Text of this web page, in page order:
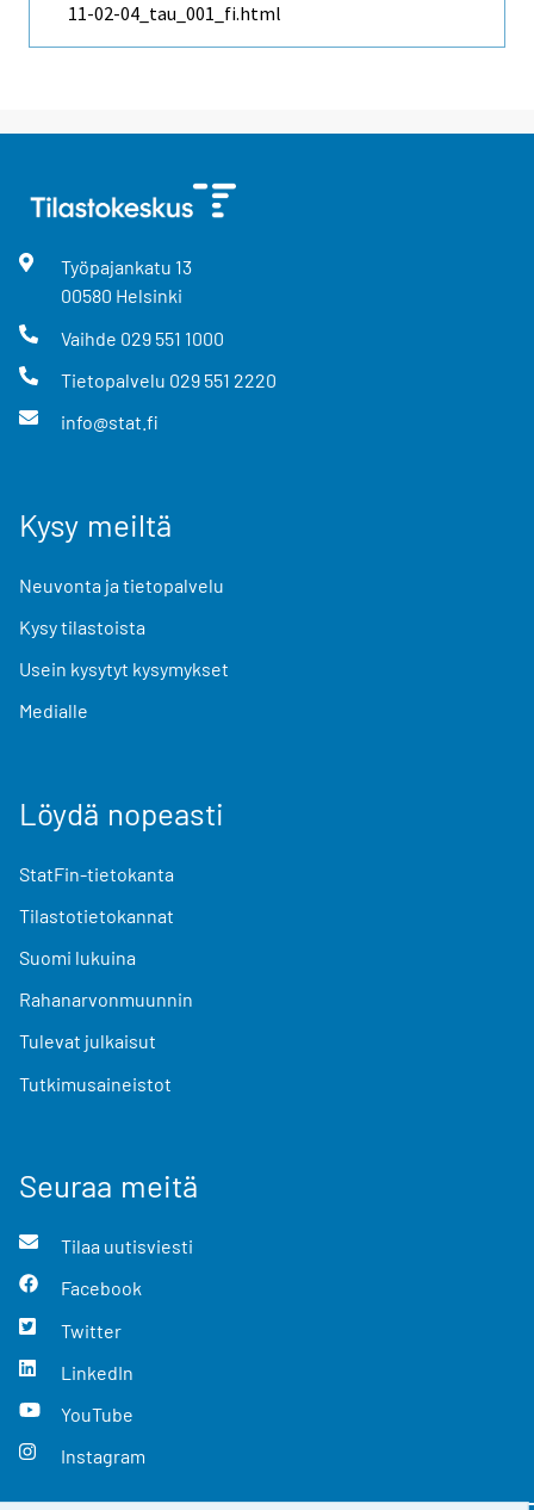
11-02-04_tau_001_fi.html
Työpajankatu 13
00580 Helsinki
Vaihde 029 551 1000
Tietopalvelu 029 551 2220
info@stat.fi
Kysy meiltä
Neuvonta ja tietopalvelu
Kysy tilastoista
Usein kysytyt kysymykset
Medialle
Löydä nopeasti
StatFin-tietokanta
Tilastotietokannat
Suomi lukuina
Rahanarvonmuunnin
Tulevat julkaisut
Tutkimusaineistot
Seuraa meitä
Tilaa uutisviesti
Facebook
Twitter
LinkedIn
YouTube
Instagram